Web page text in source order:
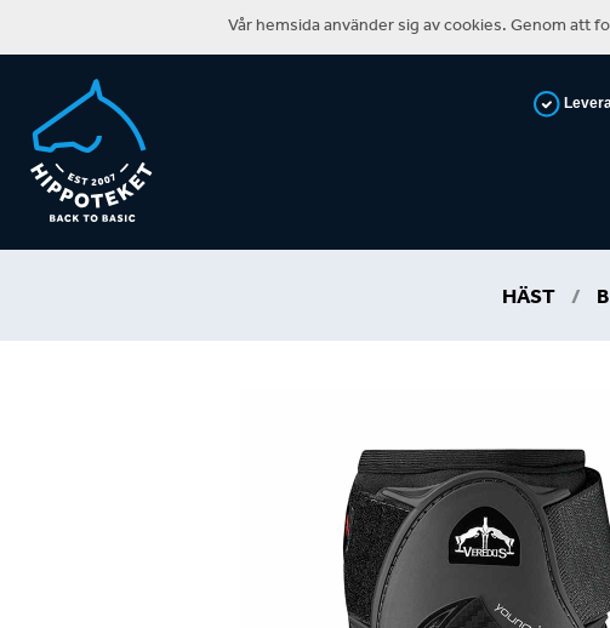
HÄST /
Vår hemsida använder sig av cookies. Genom att